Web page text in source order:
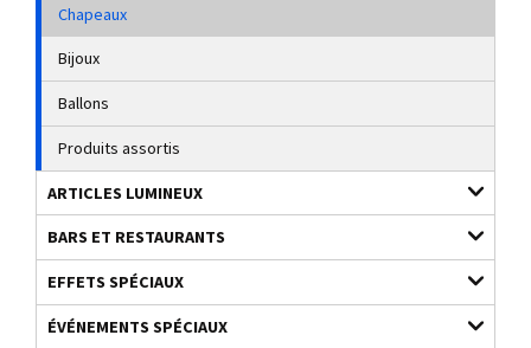
Chapeaux
Bijoux
Ballons
Produits assortis
ARTICLES LUMINEUX
BARS ET RESTAURANTS
EFFETS SPÉCIAUX
ÉVÉNEMENTS SPÉCIAUX